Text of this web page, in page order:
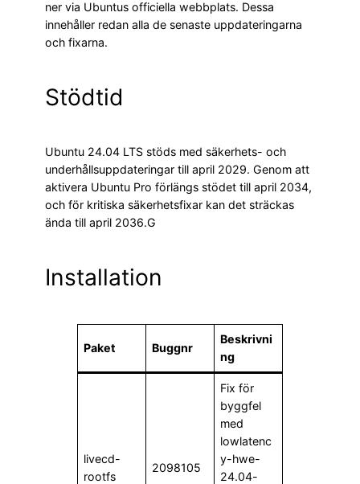
ner via Ubuntus officiella webbplats. Dessa
innehåller redan alla de senaste uppdateringarna
och fixarna.
Stödtid
Ubuntu 24.04 LTS stöds med säkerhets- och
underhållsuppdateringar till april 2029. Genom att
aktivera Ubuntu Pro förlängs stödet till april 2034,
och för kritiska säkerhetsfixar kan det sträckas
ända till april 2036.G
Installation
Paket Buggnr
Beskrivni
ng
livecd-
rootfs
2098105
Fix för
byggfel
med
lowlatenc
y-hwe-
24.04-